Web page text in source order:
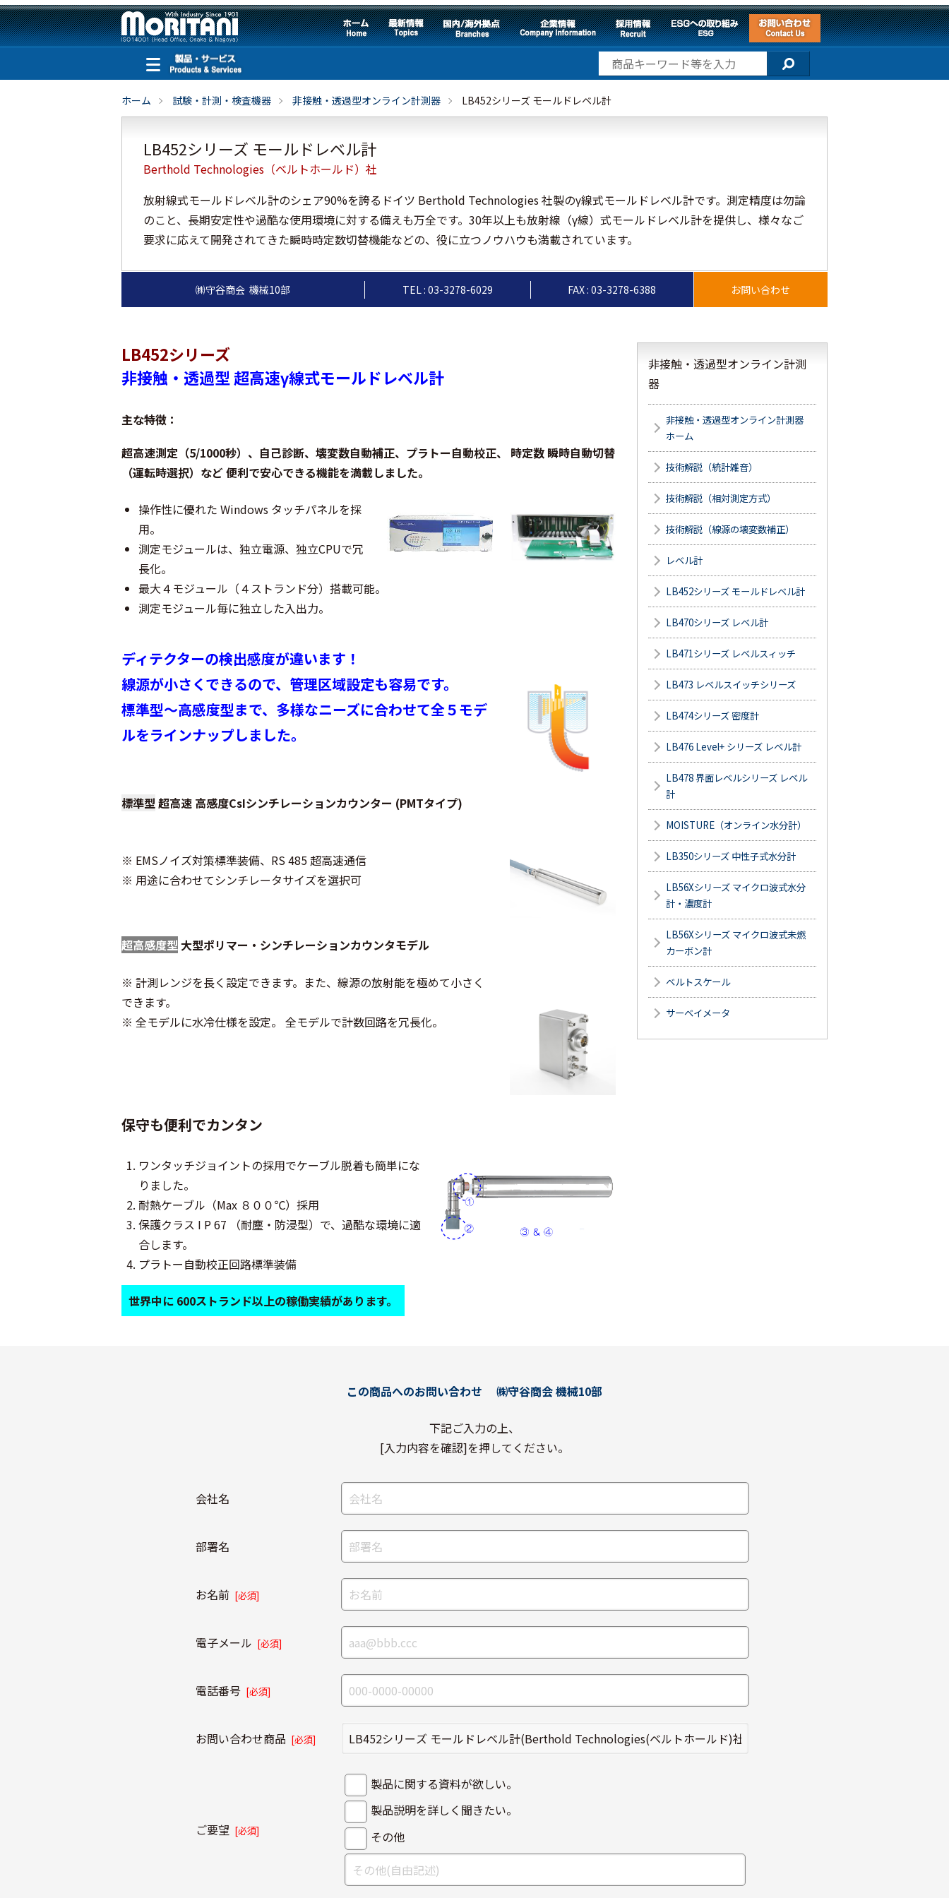
ホーム 試験・計測・検査機器 非接触・透過型オンライン計測器 LB452シリーズ モールドレベル計
LB452シリーズ モールドレベル計
Berthold Technologies（ベルトホールド）社
放射線式モールドレベル計のシェア90%を誇るドイツ Berthold Technologies 社製のγ線式モールドレベル計です。測定精度は勿論
のこと、長期安定性や過酷な使用環境に対する備えも万全です。30年以上も放射線（γ線）式モールドレベル計を提供し、様々なご
要求に応えて開発されてきた瞬時時定数切替機能などの、役に立つノウハウも満載されています。
TEL : 03-3278-6029 FAX : 03-3278-6388
LB452シリーズ
非接触・透過型 超高速γ線式モールドレベル計
主な特徴：
超高速測定（5/1000秒）、自己診断、壊変数自動補正、プラトー自動校正、 時定数 瞬時自動切替
（運転時選択）など 便利で安心できる機能を満載しました。
操作性に優れた Windows タッチパネルを採
用。
測定モジュールは、独立電源、独立CPUで冗
長化。
最大４モジュール（４ストランド分）搭載可能。
測定モジュール毎に独立した入出力。
ディテクターの検出感度が違います！
線源が小さくできるので、管理区域設定も容易です。
標準型～高感度型まで、多様なニーズに合わせて全５モデ
ルをラインナップしました。
標準型 超高速 高感度CsIシンチレーションカウンター (PMTタイプ)
※ EMSノイズ対策標準装備、RS 485 超高速通信
※ 用途に合わせてシンチレータサイズを選択可
超高感度型 大型ポリマー・シンチレーションカウンタモデル
※ 計測レンジを長く設定できます。また、線源の放射能を極めて小さく
できます。
※ 全モデルに水冷仕様を設定。 全モデルで計数回路を冗長化。
保守も便利でカンタン
ワンタッチジョイントの採用でケーブル脱着も簡単にな
りました。
耐熱ケーブル（Max ８００℃）採用
保護クラス I P 67 （耐塵・防浸型）で、過酷な環境に適
合します。
プラトー自動校正回路標準装備
世界中に 600ストランド以上の稼働実績があります。
非接触・透過型オンライン計測
器
非接触・透過型オンライン計測器
ホーム
技術解説（統計雑音）
技術解説（相対測定方式）
技術解説（線源の壊変数補正）
レベル計
LB452シリーズ モールドレベル計
LB470シリーズ レベル計
LB471シリーズ レベルスィッチ
LB473 レベルスイッチシリーズ
LB474シリーズ 密度計
LB476 Level+ シリーズ レベル計
LB478 界面レベルシリーズ レベル
計
MOISTURE（オンライン水分計）
LB350シリーズ 中性子式水分計
LB56Xシリーズ マイクロ波式水分
計・濃度計
LB56Xシリーズ マイクロ波式未燃
カーボン計
ベルトスケール
サーベイメータ
この商品へのお問い合わせ ㈱守谷商会 機械10部
下記ご入力の上、
[入力内容を確認]を押してください。
会社名
部署名
お名前 [必須]
電子メール [必須]
電話番号 [必須]
お問い合わせ商品 [必須]
ご要望 [必須]
製品に関する資料が欲しい。
製品説明を詳しく聞きたい。
その他